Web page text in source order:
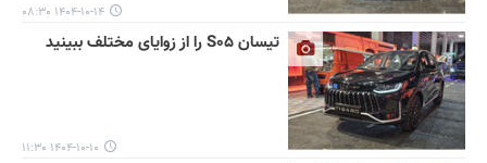
۱۴۰۴-۱۰-۱۴ ۰۸:۳۰
تیسان S۰۵ را از زوایای مختلف ببینید
۱۴۰۴-۱۰-۱۰ ۱۱:۳۰